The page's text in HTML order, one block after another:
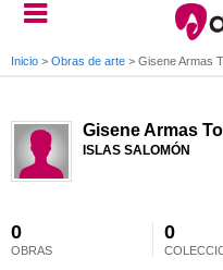
Inicio > Obras de arte > Gisene Armas
Gisene Armas
ISLAS SALOMÓN
0
OBRAS
0